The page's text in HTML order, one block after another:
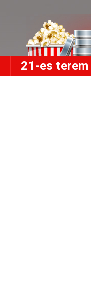
21-es terem